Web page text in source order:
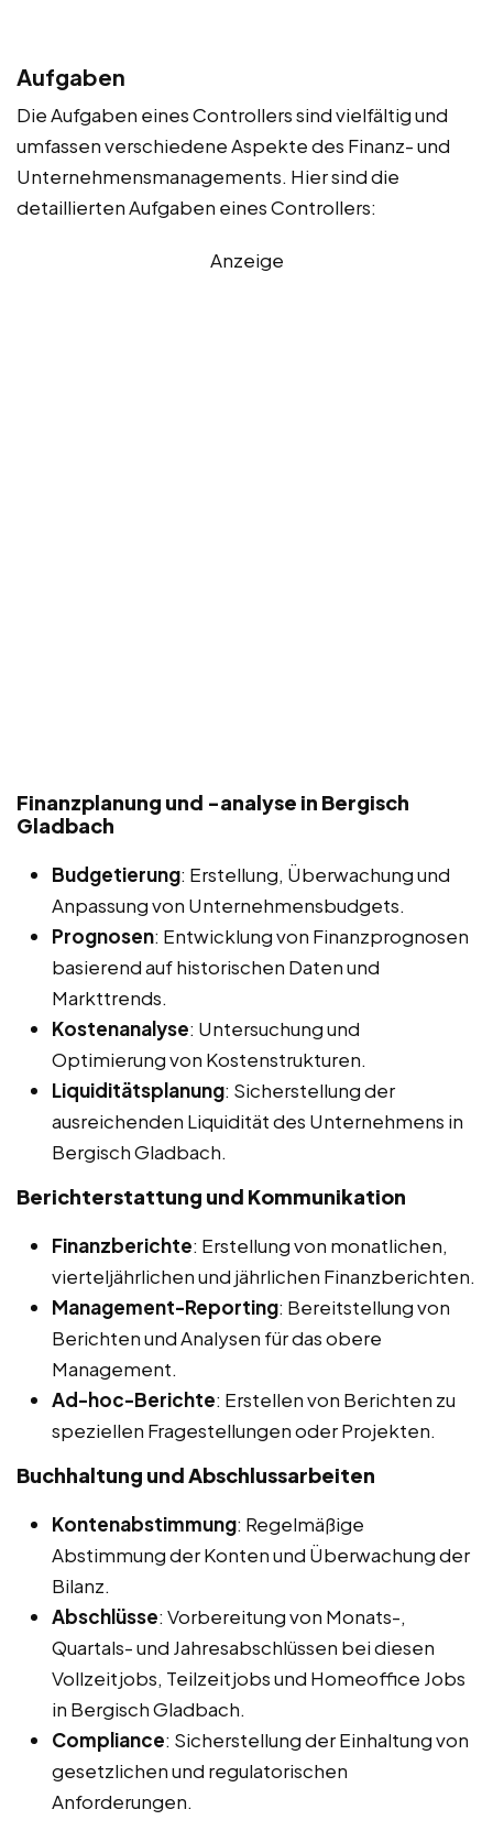
Aufgaben
Die Aufgaben eines Controllers sind vielfältig und
umfassen verschiedene Aspekte des Finanz- und
Unternehmensmanagements. Hier sind die
detaillierten Aufgaben eines Controllers:
Anzeige
Finanzplanung und -analyse in Bergisch
Gladbach
Budgetierung: Erstellung, Überwachung und
Anpassung von Unternehmensbudgets.
Prognosen: Entwicklung von Finanzprognosen
basierend auf historischen Daten und
Markttrends.
Kostenanalyse: Untersuchung und
Optimierung von Kostenstrukturen.
Liquiditätsplanung: Sicherstellung der
ausreichenden Liquidität des Unternehmens in
Bergisch Gladbach.
Berichterstattung und Kommunikation
Finanzberichte: Erstellung von monatlichen,
vierteljährlichen und jährlichen Finanzberichten.
Management-Reporting: Bereitstellung von
Berichten und Analysen für das obere
Management.
Ad-hoc-Berichte: Erstellen von Berichten zu
speziellen Fragestellungen oder Projekten.
Buchhaltung und Abschlussarbeiten
Kontenabstimmung: Regelmäßige
Abstimmung der Konten und Überwachung der
Bilanz.
Abschlüsse: Vorbereitung von Monats-,
Quartals- und Jahresabschlüssen bei diesen
Vollzeitjobs, Teilzeitjobs und Homeoffice Jobs
in Bergisch Gladbach.
Compliance: Sicherstellung der Einhaltung von
gesetzlichen und regulatorischen
Anforderungen.